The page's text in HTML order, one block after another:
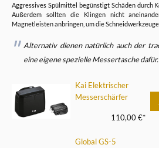
Aggressives Spülmittel begünstigt Schäden durch
Außerdem sollten die Klingen nicht
Magnetleisten anbringen, um die
Alternativ dienen natürlich auch der
eine eigene spezielle Messertasche dafür.
Kai Elektrischer
Messerschärfer
110,00 €*
Global GS-5